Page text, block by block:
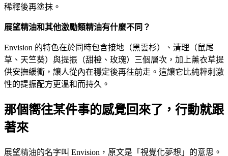
稀釋後再塗抹。
展望精油和其他激勵類精油有什麼不同？
Envision 的特色在於同時包含接地（黑雲杉）、清理（鼠尾
草、天竺葵）與提振（甜橙、玫瑰）三個層次，加上薰衣草提
供安撫緩衝，讓人從內在穩定後再往前走。這讓它比純粹刺激
性的提振配方更溫和而持久。
那個嚮往某件事的感覺回來了，行動就跟
著來
展望精油的名字叫 Envision，原文是「視覺化夢想」的意思。